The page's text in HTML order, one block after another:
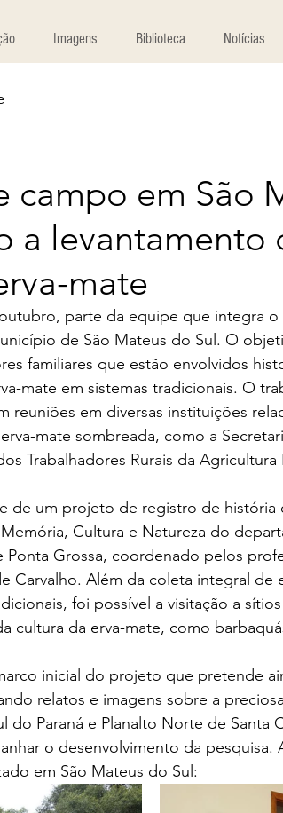
Imagens Biblioteca Notícias
campo em São
a levantamento
mate
parte da equipe que integra o
de São Mateus do Sul. O
familiares que estão envolvidos
mate em sistemas tradicionais. O
reuniões em diversas instituições
mate sombreada, como a
Trabalhadores Rurais da
de um projeto de registro de
Cultura e Natureza do
Ponta Grossa, coordenado pelos
Carvalho. Além da coleta integral de
foi possível a visitação a
cultura da erva-mate, como
inicial do projeto que pretende
relatos e imagens sobre a
do Paraná e Planalto Norte de Santa
o desenvolvimento da pesquisa.
em São Mateus do Sul: